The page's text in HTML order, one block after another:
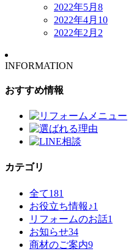
2022年5月 8
2022年4月 10
2022年2月 2
INFORMATION
おすすめ情報
カテゴリ
全て181
お役立ち情報♪1
リフォームのお話1
お知らせ34
商材のご案内9